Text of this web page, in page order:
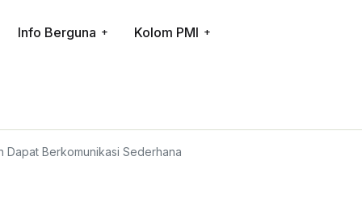
Info Berguna Kolom PMI
Dapat Berkomunikasi Sederhana